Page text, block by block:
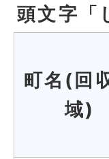
頭文字「
町名(回
域)